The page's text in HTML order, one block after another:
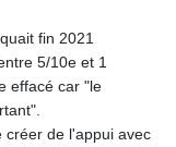
fin 2021
5/10e et 1
effacé car "le
créer de l'appui avec